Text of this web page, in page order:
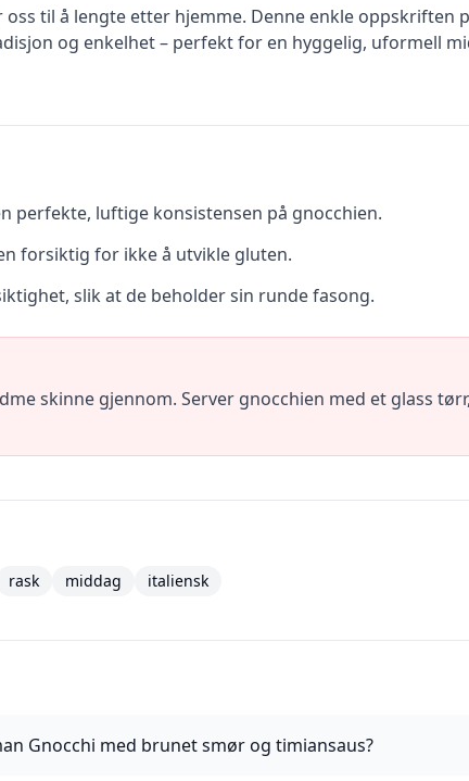
til å lengte etter hjemme. Denne enkle oppskriften
og enkelhet – perfekt for en hyggelig, uformell
perfekte, luftige konsistensen på gnocchien.
forsiktig for ikke å utvikle gluten.
slik at de beholder sin runde fasong.
skinne gjennom. Server gnocchien med et glass
rask middag italiensk
Gnocchi med brunet smør og timiansaus?